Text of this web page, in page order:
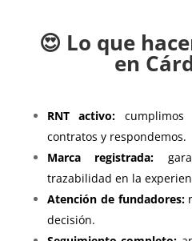
😍 Lo que
en
RNT activo: cumplimos
contratos y respondemos.
Marca registrada:
trazabilidad en la
Atención de fundadores:
decisión.